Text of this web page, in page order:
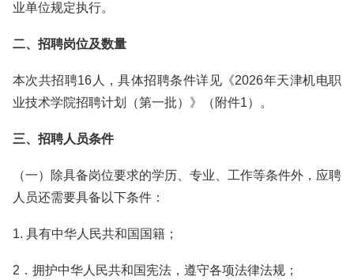
业单位规定执行。
二、招聘岗位及数量
本次共招聘16人，具体招聘条件详见《2026年天津机电职
业技术学院招聘计划（第一批）》（附件1）。
三、招聘人员条件
（一）除具备岗位要求的学历、专业、工作等条件外，应聘
人员还需要具备以下条件：
1. 具有中华人民共和国国籍；
2．拥护中华人民共和国宪法，遵守各项法律法规；